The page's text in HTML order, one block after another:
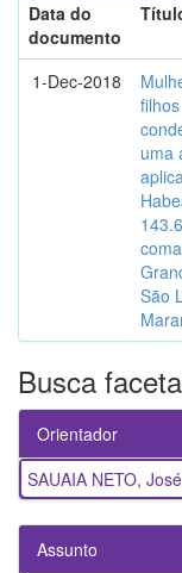
Data do
documento
1-Dec-2018
filhos
uma
São
Busca
Orientador
SAUAIA NETO,
Assunto